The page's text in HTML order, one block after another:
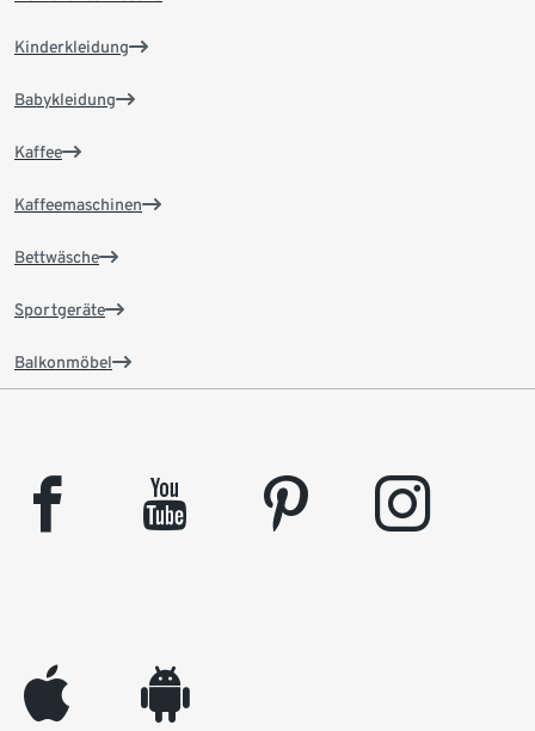
Kinderkleidung
Babykleidung
Kaffee
Kaffeemaschinen
Bettwäsche
Sportgeräte
Balkonmöbel
facebook youtube pinterest instagram
appleinc android